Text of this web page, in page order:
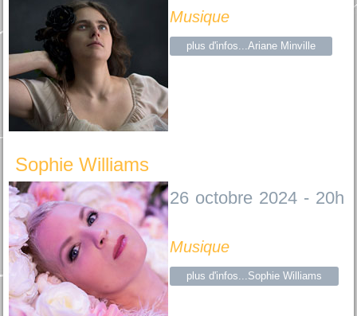
Musique
plus d'infos...Ariane Minville
Sophie Williams
26 octobre 2024 - 20h
Musique
plus d'infos...Sophie Williams